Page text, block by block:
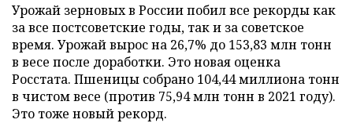
Урожай зерновых в России побил все рекорды как
за все постсоветские годы, так и за советское
время. Урожай вырос на 26,7% до 153,83 млн тонн
в весе после доработки. Это новая оценка
Росстата. Пшеницы собрано 104,44 миллиона тонн
в чистом весе (против 75,94 млн тонн в 2021 году).
Это тоже новый рекорд.